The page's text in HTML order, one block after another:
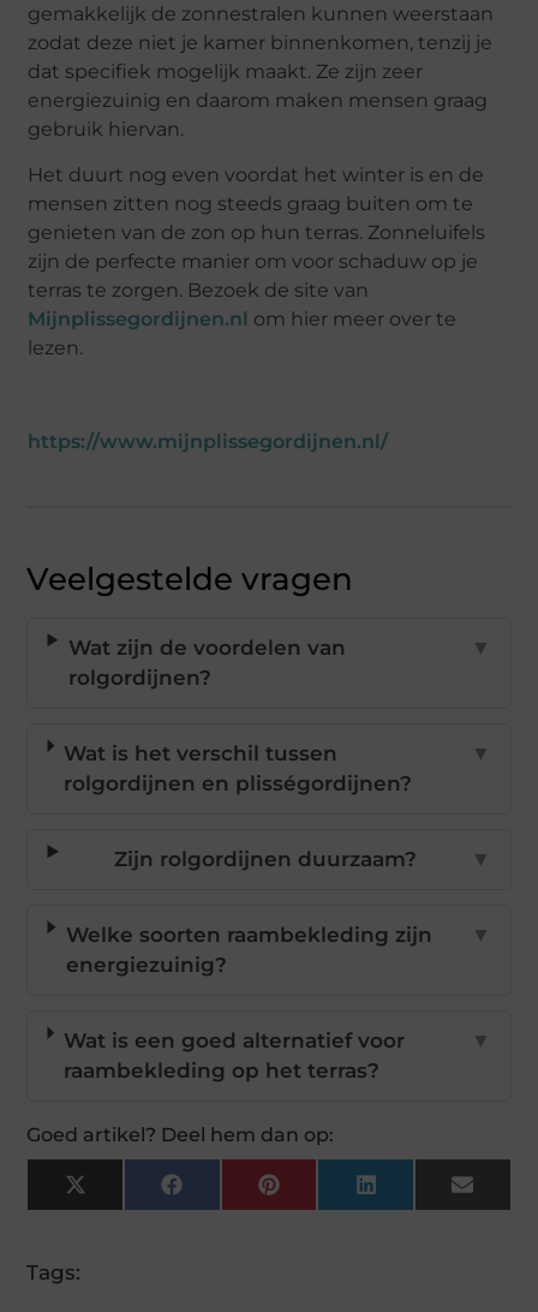
gemakkelijk de zonnestralen kunnen weerstaan
zodat deze niet je kamer binnenkomen, tenzij je
dat specifiek mogelijk maakt. Ze zijn zeer
energiezuinig en daarom maken mensen graag
gebruik hiervan.
Het duurt nog even voordat het winter is en de
mensen zitten nog steeds graag buiten om te
genieten van de zon op hun terras. Zonneluifels
zijn de perfecte manier om voor schaduw op je
terras te zorgen. Bezoek de site van
Mijnplissegordijnen.nl om hier meer over te
lezen.
https://www.mijnplissegordijnen.nl/
Veelgestelde vragen
Wat zijn de voordelen van
rolgordijnen?
▼
Wat is het verschil tussen
rolgordijnen en plisségordijnen?
▼
Zijn rolgordijnen duurzaam? ▼
Welke soorten raambekleding zijn
energiezuinig?
▼
Wat is een goed alternatief voor
raambekleding op het terras?
▼
Goed artikel? Deel hem dan op:
X
(Twitter)
FacebookPinterestLinkedInEmail
Tags: